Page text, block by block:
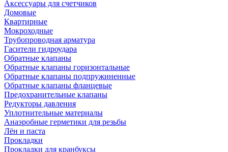
Аксессуары для счетчиков
Домовые
Квартирные
Мокроходные
Трубопроводная арматура
Гасители гидроудара
Обратные клапаны
Обратные клапаны горизонтальные
Обратные клапаны подпружиненные
Обратные клапаны фланцевые
Предохранительные клапаны
Редукторы давления
Уплотнительные материалы
Анаэробные герметики для резьбы
Лён и паста
Прокладки
Прокладки для кранбуксы